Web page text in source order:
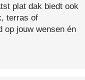
plat dak biedt ook
terras of
op jouw wensen én